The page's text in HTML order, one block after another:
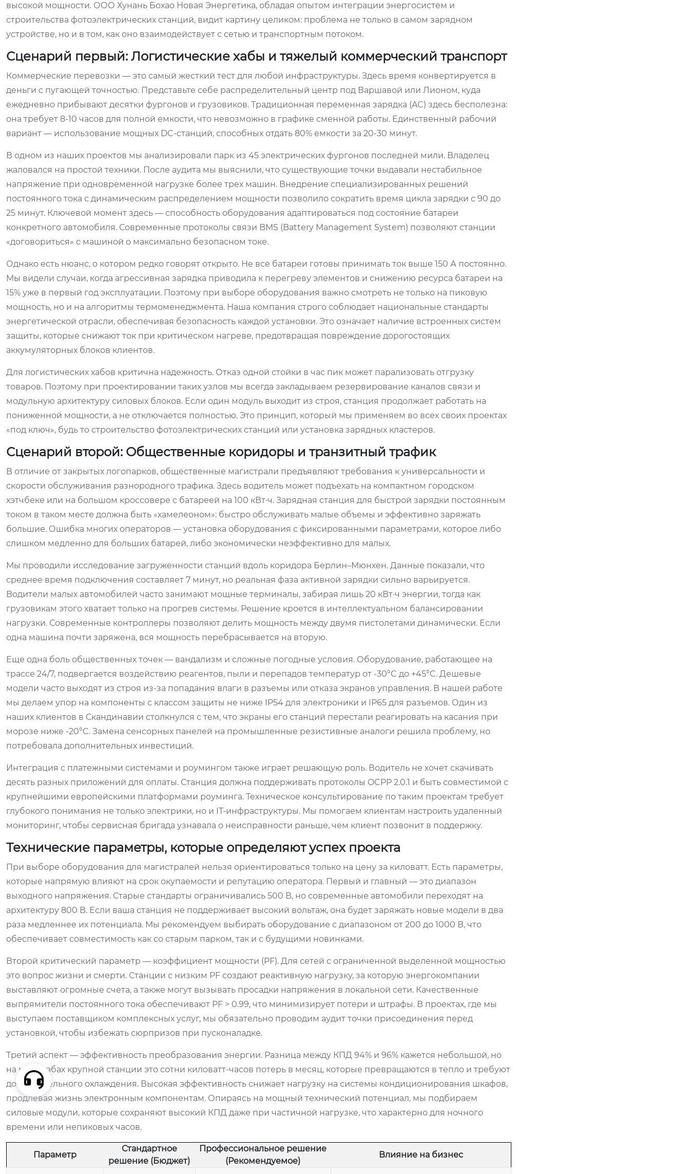
высокой мощности. ООО Хунань Бохао Новая Энергетика, обладая опытом интеграции энергосистем и
строительства фотоэлектрических станций, видит картину целиком: проблема не только в самом зарядном
устройстве, но и в том, как оно взаимодействует с сетью и транспортным потоком.
Сценарий первый: Логистические хабы и тяжелый коммерческий транспорт
Коммерческие перевозки — это самый жесткий тест для любой инфраструктуры. Здесь время конвертируется в
деньги с пугающей точностью. Представьте себе распределительный центр под Варшавой или Лионом, куда
ежедневно прибывают десятки фургонов и грузовиков. Традиционная переменная зарядка (AC) здесь бесполезна:
она требует 8-10 часов для полной емкости, что невозможно в графике сменной работы. Единственный рабочий
вариант — использование мощных DC-станций, способных отдать 80% емкости за 20-30 минут.
В одном из наших проектов мы анализировали парк из 45 электрических фургонов последней мили. Владелец
жаловался на простой техники. После аудита мы выяснили, что существующие точки выдавали нестабильное
напряжение при одновременной нагрузке более трех машин. Внедрение специализированных решений
постоянного тока с динамическим распределением мощности позволило сократить время цикла зарядки с 90 до
25 минут. Ключевой момент здесь — способность оборудования адаптироваться под состояние батареи
конкретного автомобиля. Современные протоколы связи BMS (Battery Management System) позволяют станции
«договориться» с машиной о максимально безопасном токе.
Однако есть нюанс, о котором редко говорят открыто. Не все батареи готовы принимать ток выше 150 А постоянно.
Мы видели случаи, когда агрессивная зарядка приводила к перегреву элементов и снижению ресурса батареи на
15% уже в первый год эксплуатации. Поэтому при выборе оборудования важно смотреть не только на пиковую
мощность, но и на алгоритмы термоменеджмента. Наша компания строго соблюдает национальные стандарты
энергетической отрасли, обеспечивая безопасность каждой установки. Это означает наличие встроенных систем
защиты, которые снижают ток при критическом нагреве, предотвращая повреждение дорогостоящих
аккумуляторных блоков клиентов.
Для логистических хабов критична надежность. Отказ одной стойки в час пик может парализовать отгрузку
товаров. Поэтому при проектировании таких узлов мы всегда закладываем резервирование каналов связи и
модульную архитектуру силовых блоков. Если один модуль выходит из строя, станция продолжает работать на
пониженной мощности, а не отключается полностью. Это принцип, который мы применяем во всех своих проектах
«под ключ», будь то строительство фотоэлектрических станций или установка зарядных кластеров.
Сценарий второй: Общественные коридоры и транзитный трафик
В отличие от закрытых логопарков, общественные магистрали предъявляют требования к универсальности и
скорости обслуживания разнородного трафика. Здесь водитель может подъехать на компактном городском
хэтчбеке или на большом кроссовере с батареей на 100 кВт·ч. Зарядная станция для быстрой зарядки постоянным
током в таком месте должна быть «хамелеоном»: быстро обслуживать малые объемы и эффективно заряжать
большие. Ошибка многих операторов — установка оборудования с фиксированными параметрами, которое либо
слишком медленно для больших батарей, либо экономически неэффективно для малых.
Мы проводили исследование загруженности станций вдоль коридора Берлин–Мюнхен. Данные показали, что
среднее время подключения составляет 7 минут, но реальная фаза активной зарядки сильно варьируется.
Водители малых автомобилей часто занимают мощные терминалы, забирая лишь 20 кВт·ч энергии, тогда как
грузовикам этого хватает только на прогрев системы. Решение кроется в интеллектуальном балансировании
нагрузки. Современные контроллеры позволяют делить мощность между двумя пистолетами динамически. Если
одна машина почти заряжена, вся мощность перебрасывается на вторую.
Еще одна боль общественных точек — вандализм и сложные погодные условия. Оборудование, работающее на
трассе 24/7, подвергается воздействию реагентов, пыли и перепадов температур от -30°C до +45°C. Дешевые
модели часто выходят из строя из-за попадания влаги в разъемы или отказа экранов управления. В нашей работе
мы делаем упор на компоненты с классом защиты не ниже IP54 для электроники и IP65 для разъемов. Один из
наших клиентов в Скандинавии столкнулся с тем, что экраны его станций перестали реагировать на касания при
морозе ниже -20°C. Замена сенсорных панелей на промышленные резистивные аналоги решила проблему, но
потребовала дополнительных инвестиций.
Интеграция с платежными системами и роумингом также играет решающую роль. Водитель не хочет скачивать
десять разных приложений для оплаты. Станция должна поддерживать протоколы OCPP 2.0.1 и быть совместимой с
крупнейшими европейскими платформами роуминга. Техническое консультирование по таким проектам требует
глубокого понимания не только электрики, но и IT-инфраструктуры. Мы помогаем клиентам настроить удаленный
мониторинг, чтобы сервисная бригада узнавала о неисправности раньше, чем клиент позвонит в поддержку.
Технические параметры, которые определяют успех проекта
При выборе оборудования для магистралей нельзя ориентироваться только на цену за киловатт. Есть параметры,
которые напрямую влияют на срок окупаемости и репутацию оператора. Первый и главный — это диапазон
выходного напряжения. Старые стандарты ограничивались 500 В, но современные автомобили переходят на
архитектуру 800 В. Если ваша станция не поддерживает высокий вольтаж, она будет заряжать новые модели в два
раза медленнее их потенциала. Мы рекомендуем выбирать оборудование с диапазоном от 200 до 1000 В, что
обеспечивает совместимость как со старым парком, так и с будущими новинками.
Второй критический параметр — коэффициент мощности (PF). Для сетей с ограниченной выделенной мощностью
это вопрос жизни и смерти. Станции с низким PF создают реактивную нагрузку, за которую энергокомпании
выставляют огромные счета, а также могут вызывать просадки напряжения в локальной сети. Качественные
выпрямители постоянного тока обеспечивают PF > 0.99, что минимизирует потери и штрафы. В проектах, где мы
выступаем поставщиком комплексных услуг, мы обязательно проводим аудит точки присоединения перед
установкой, чтобы избежать сюрпризов при пусконаладке.
Третий аспект — эффективность преобразования энергии. Разница между КПД 94% и 96% кажется небольшой, но
на масштабах крупной станции это сотни киловатт-часов потерь в месяц, которые превращаются в тепло и требуют
дополнительного охлаждения. Высокая эффективность снижает нагрузку на системы кондиционирования шкафов,
продлевая жизнь электронным компонентам. Опираясь на мощный технический потенциал, мы подбираем
силовые модули, которые сохраняют высокий КПД даже при частичной нагрузке, что характерно для ночного
времени или непиковых часов.
Параметр
Стандартное
решение (Бюджет)
Профессиональное решение
(Рекомендуемое)
Влияние на бизнес